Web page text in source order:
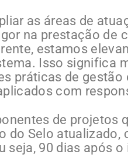
as áreas de
na prestação de
estamos
Isso significa
práticas de
com
de projetos
do Selo atualizado,
seja, 90 dias após